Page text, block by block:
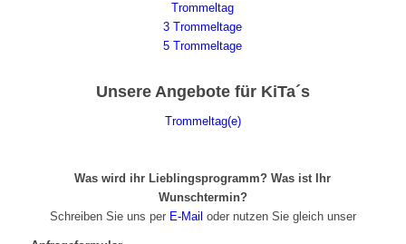
Trommeltag
3 Trommeltage
5 Trommeltage
Unsere Angebote für KiTa´s
Trommeltag(e)
Was wird ihr Lieblingsprogramm? Was ist Ihr
Wunschtermin?
Schreiben Sie uns per E-Mail oder nutzen Sie gleich unser